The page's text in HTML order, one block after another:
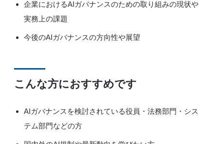
企業におけるAIガバナンスのための取り組みの現状や
実務上の課題
今後のAIガバナンスの方向性や展望
こんな方におすすめです
AIガバナンスを検討されている役員・法務部門・シス
テム部門などの方